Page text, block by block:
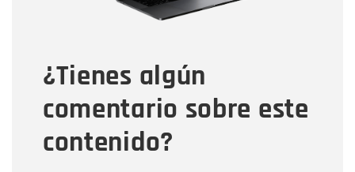
¿Tienes algún
comentario sobre este
contenido?
Tipo de comentario
Mensaje